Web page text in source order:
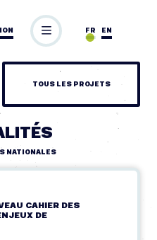
EN
FR
TOUS LES PROJETS
NATIONALES
CAHIER DES
DE